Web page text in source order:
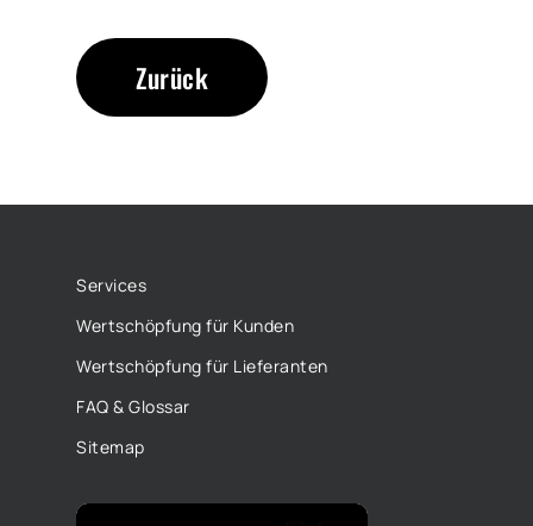
Zurück
Services
Wertschöpfung für Kunden
Wertschöpfung für Lieferanten
FAQ & Glossar
Sitemap